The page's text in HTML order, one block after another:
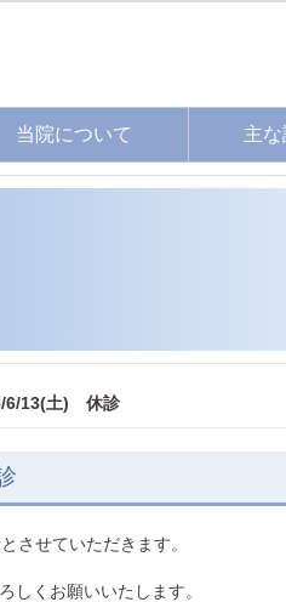
当院について 主
6/13(土) 休診
させていただきます。
しくお願いいたします。